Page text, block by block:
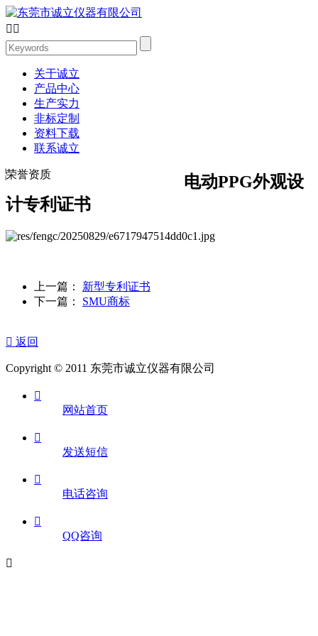
 
关于诚立
产品中心
生产实力
非标定制
资料下载
联系诚立
荣誉资质
电动PPG外观设
计专利证书
上一篇： 新型专利证书
下一篇： SMU商标
 返回
Copyright © 2011 东莞市诚立仪器有限公司

网站首页

发送短信

电话咨询

QQ咨询
